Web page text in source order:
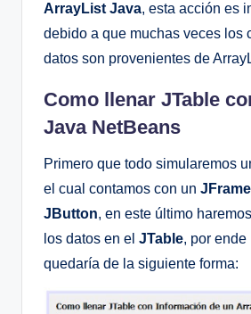
ArrayList Java, esta acción es
debido a que muchas veces los
datos son provenientes de
Como llenar JTable
Java NetBeans
Primero que todo simularemos
el cual contamos con un JFrame
JButton, en este último
los datos en el JTable, por ende
quedaría de la siguiente forma: